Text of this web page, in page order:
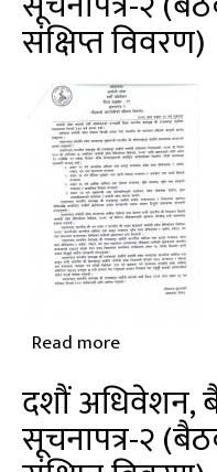
संख्या-
सूचनापत्र-२
(बैठकको
कारवाहीको
संक्षिप्त
विवरण)
संक्षिप्त विवरण)
Read moreabout
अधिवेशन,
बैठक
दशौं अधिवेशन,
सूचनापत्र-२